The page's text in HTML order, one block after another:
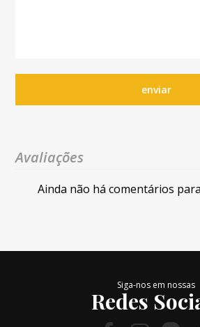
enviar
Avaliações
Ainda não há comentários
Siga-nos em nossas
Redes